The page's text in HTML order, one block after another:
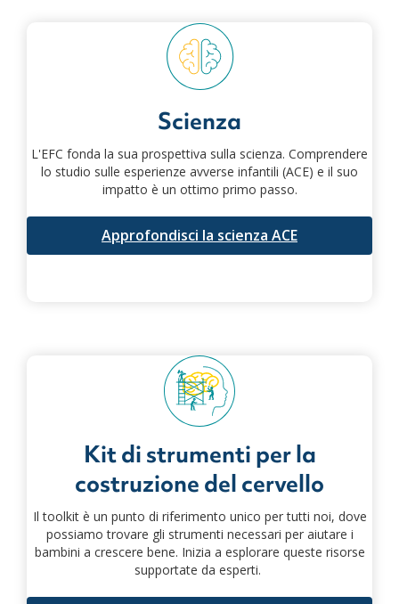
Scienza
L'EFC fonda la sua prospettiva sulla scienza. Comprendere
lo studio sulle esperienze avverse infantili (ACE) e il suo
impatto è un ottimo primo passo.
Approfondisci la scienza ACE
Kit di strumenti per la
costruzione del cervello
Il toolkit è un punto di riferimento unico per tutti noi, dove
possiamo trovare gli strumenti necessari per aiutare i
bambini a crescere bene. Inizia a esplorare queste risorse
supportate da esperti.